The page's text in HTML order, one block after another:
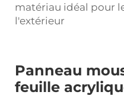
matériau idéal pour
l'extérieur
Panneau
feuille